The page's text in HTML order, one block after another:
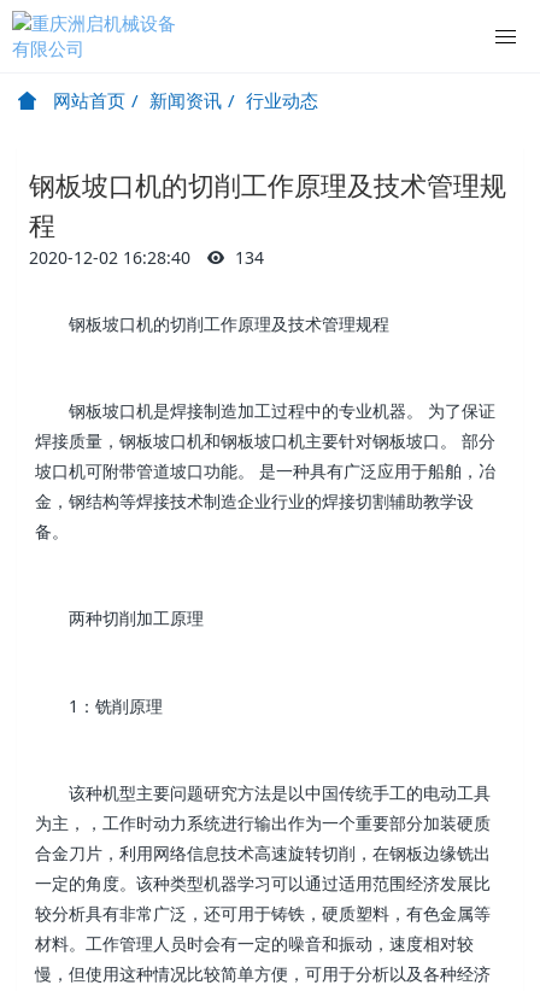
网站首页 新闻资讯 行业动态
钢板坡口机的切削工作原理及技术管理规
程
2020-12-02 16:28:40 134
钢板坡口机的切削工作原理及技术管理规程
钢板坡口机是焊接制造加工过程中的专业机器。 为了保证
焊接质量，钢板坡口机和钢板坡口机主要针对钢板坡口。 部分
坡口机可附带管道坡口功能。 是一种具有广泛应用于船舶，冶
金，钢结构等焊接技术制造企业行业的焊接切割辅助教学设
备。
两种切削加工原理
1：铣削原理
该种机型主要问题研究方法是以中国传统手工的电动工具
为主，，工作时动力系统进行输出作为一个重要部分加装硬质
合金刀片，利用网络信息技术高速旋转切削，在钢板边缘铣出
一定的角度。该种类型机器学习可以通过适用范围经济发展比
较分析具有非常广泛，还可用于铸铁，硬质塑料，有色金属等
材料。工作管理人员时会有一定的噪音和振动，速度相对较
慢，但使用这种情况比较简单方便，可用于分析以及各种经济